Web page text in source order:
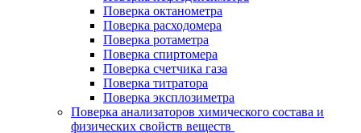
Поверка октанометра
Поверка расходомера
Поверка ротаметра
Поверка спиртомера
Поверка счетчика газа
Поверка титратора
Поверка эксплозиметра
Поверка анализаторов химического состава и
физических свойств веществ